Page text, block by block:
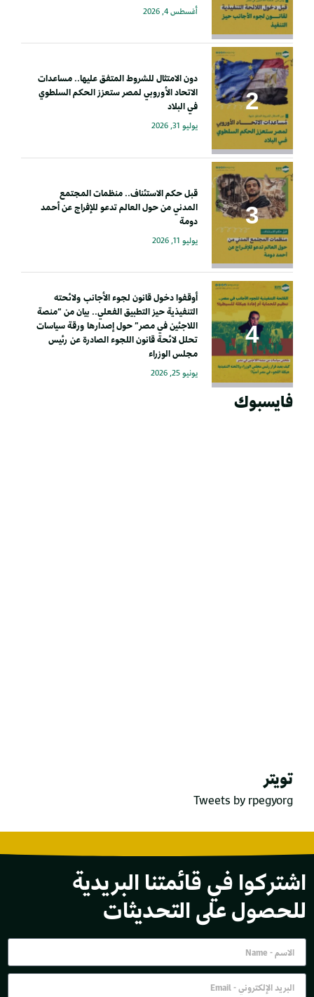
أغسطس 4, 2026
دون الامتثال للشروط المتفق عليها.. مساعدات
الاتحاد الأوروبي لمصر ستعزز الحكم السلطوي
في البلاد
يوليو 31, 2026
قبل حكم الاستئناف.. منظمات المجتمع
المدني من حول العالم تدعو للإفراج عن أحمد
دومة
يوليو 11, 2026
أوقفوا دخول قانون لجوء الأجانب ولائحته
التنفيذية حيز التطبيق الفعلي.. بيان من “منصة
اللاجئين في مصر” حول إصدارها ورقة سياسات
تحلل لائحة قانون اللجوء الصادرة عن رئيس
مجلس الوزراء
يونيو 25, 2026
فايسبوك
تويتر
Tweets by rpegyorg
اشتركوا في قائمتنا البريدية
للحصول على التحديثات